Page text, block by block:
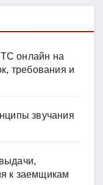
онлайн на
требования и
звучания
к заемщикам